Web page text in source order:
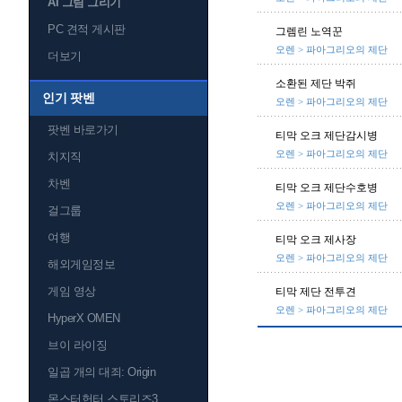
PC 견적 게시판
더보기
인기 팟벤
팟벤 바로가기
치지직
차벤
걸그룹
여행
해외게임정보
게임 영상
HyperX OMEN
브이 라이징
일곱 개의 대죄: Origin
몬스터헌터 스토리즈3
그렘린 노역꾼
오렌 > 파아그리오의 제단
소환된 제단 박쥐
오렌 > 파아그리오의 제단
티막 오크 제단감시병
오렌 > 파아그리오의 제단
티막 오크 제단수호병
오렌 > 파아그리오의 제단
티막 오크 제사장
오렌 > 파아그리오의 제단
티막 제단 전투견
오렌 > 파아그리오의 제단